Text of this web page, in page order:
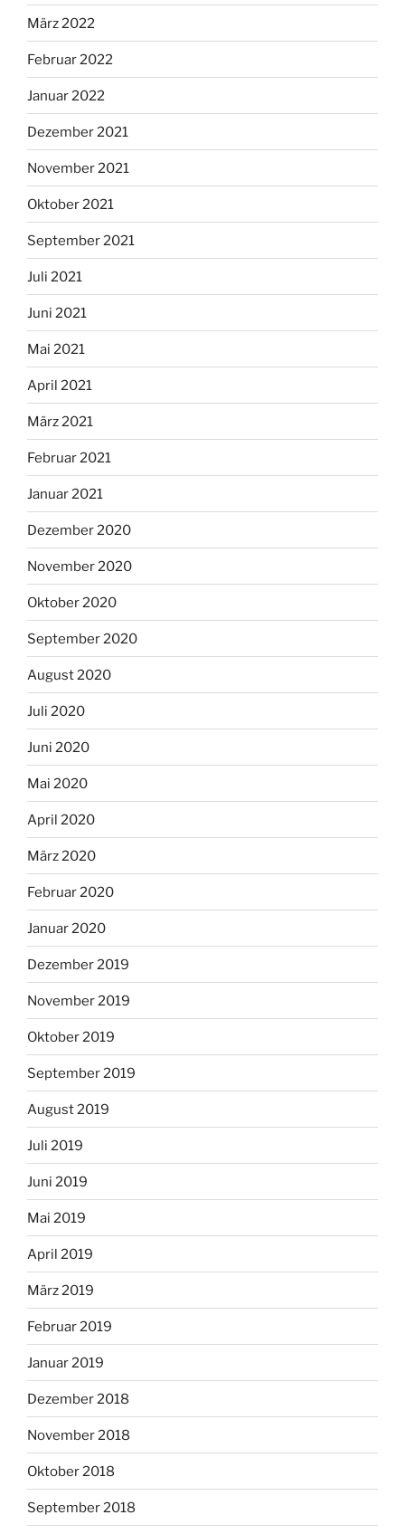
März 2022
Februar 2022
Januar 2022
Dezember 2021
November 2021
Oktober 2021
September 2021
Juli 2021
Juni 2021
Mai 2021
April 2021
März 2021
Februar 2021
Januar 2021
Dezember 2020
November 2020
Oktober 2020
September 2020
August 2020
Juli 2020
Juni 2020
Mai 2020
April 2020
März 2020
Februar 2020
Januar 2020
Dezember 2019
November 2019
Oktober 2019
September 2019
August 2019
Juli 2019
Juni 2019
Mai 2019
April 2019
März 2019
Februar 2019
Januar 2019
Dezember 2018
November 2018
Oktober 2018
September 2018